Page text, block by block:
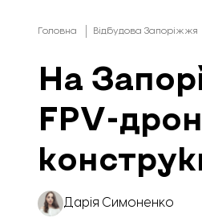
Головна Відбудова Запоріжжя
На
FPV-
Дарія Симоненко